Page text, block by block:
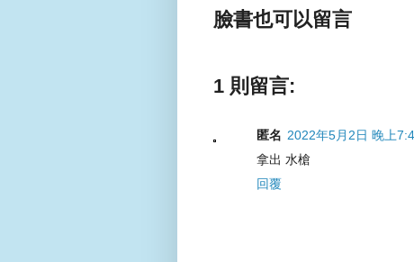
臉書也可以留言
1 則留言:
匿名 2022年5月2日 晚上
拿出 水槍
回覆